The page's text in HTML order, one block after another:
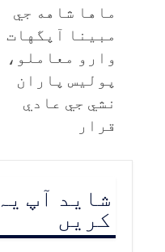
ماها شاهه جي
مبينا آپگهات
وارو معاملو،
پوليس پاران
نشي جي عادي
قرار
شاید آپ
کریں